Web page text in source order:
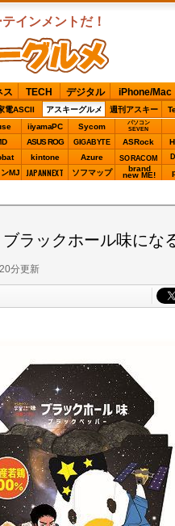
インメントだ！
ス TECH デジタル iPhone/Mac
電ASCII アスキーグルメ 週刊アスキー
iiyamaPC Sycom
パソコン
SEVEN
ASUS ROG GIGABYTE ASRock
kintone Azure SORACOM
MJ JAPANNEXT ソフマップ brand
new ME!
ラックホール味にな
分更新